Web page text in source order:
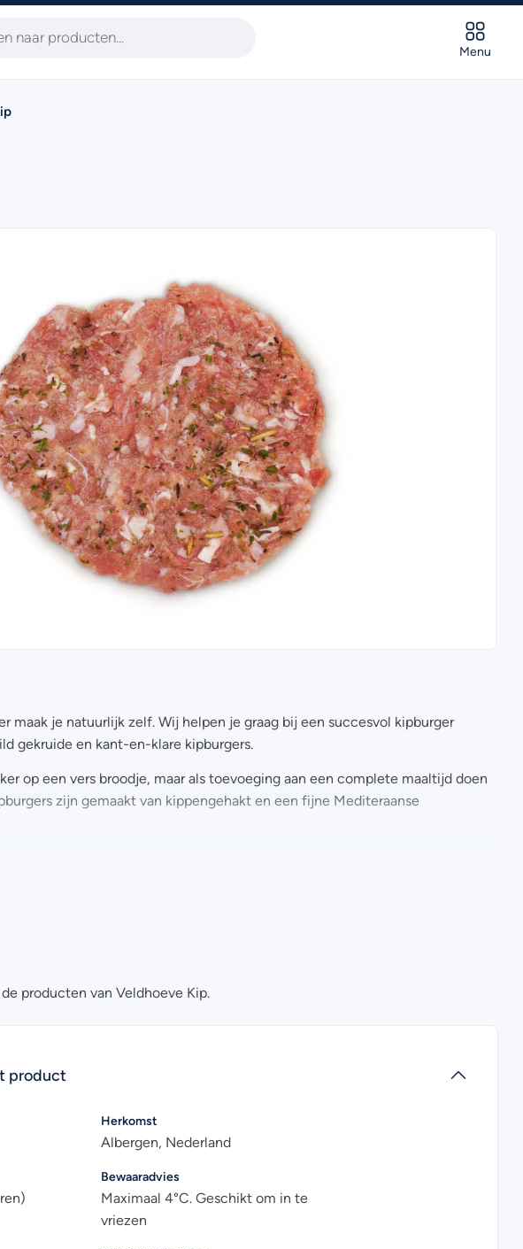
Menu
maak je natuurlijk zelf. Wij helpen je graag bij een succesvol kipburger
gekruide en kant-en-klare kipburgers.
op een vers broodje, maar als toevoeging aan een complete maaltijd doen
zijn gemaakt van kippengehakt en een fijne Mediteraanse
alleen kippenvlees van kwaliteit.
producten van Veldhoeve Kip.
product
Herkomst
Albergen, Nederland
Bewaaradvies
Maximaal 4°C. Geschikt om in te
vriezen